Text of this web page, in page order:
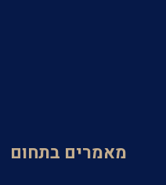
מאמרים בתחום